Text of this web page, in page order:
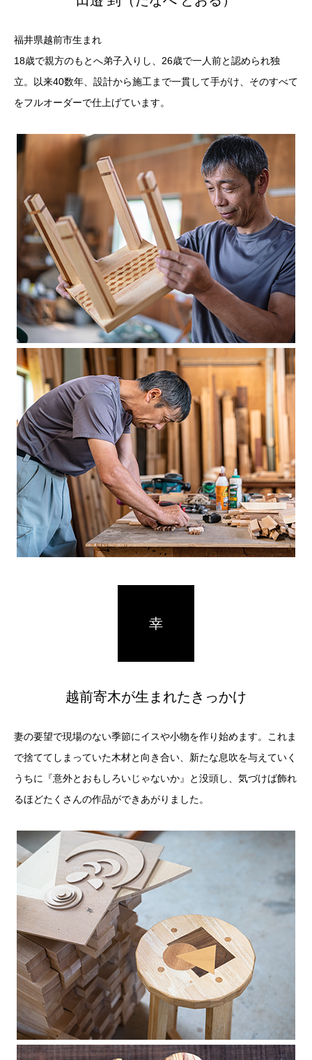
福井県越前市生まれ
18歳で親方のもとへ弟子入りし、26歳で一人前と認められ独
立。以来40数年、設計から施工まで一貫して手がけ、そのすべて
をフルオーダーで仕上げています。
幸
越前寄木が生まれたきっかけ
妻の要望で現場のない季節にイスや小物を作り始めます。これま
で捨ててしまっていた木材と向き合い、新たな息吹を与えていく
うちに『意外とおもしろいじゃないか』と没頭し、気づけば飾れ
るほどたくさんの作品ができあがりました。